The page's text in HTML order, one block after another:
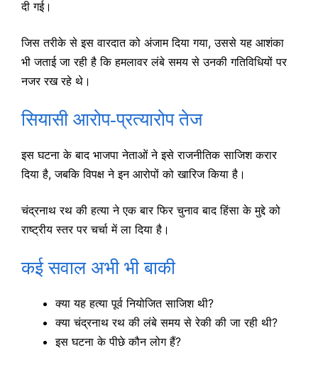
दी गई।
जिस तरीके से इस वारदात को अंजाम दिया गया, उससे यह आशंका
भी जताई जा रही है कि हमलावर लंबे समय से उनकी गतिविधियों पर
नजर रख रहे थे।
सियासी आरोप-प्रत्यारोप तेज
इस घटना के बाद भाजपा नेताओं ने इसे राजनीतिक साजिश करार
दिया है, जबकि विपक्ष ने इन आरोपों को खारिज किया है।
चंद्रनाथ रथ की हत्या ने एक बार फिर चुनाव बाद हिंसा के मुद्दे को
राष्ट्रीय स्तर पर चर्चा में ला दिया है।
कई सवाल अभी भी बाकी
क्या यह हत्या पूर्व नियोजित साजिश थी?
क्या चंद्रनाथ रथ की लंबे समय से रेकी की जा रही थी?
इस घटना के पीछे कौन लोग हैं?